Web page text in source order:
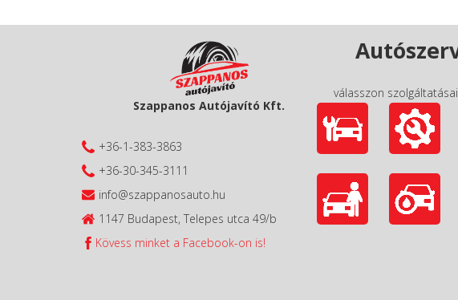
Szappanos Autójavító Kft.
+36-1-383-3863
+36-30-345-3111
info@szappanosauto.hu
1147 Budapest, Telepes utca 49/b
Kövess minket a Facebook-on is!
válasszon